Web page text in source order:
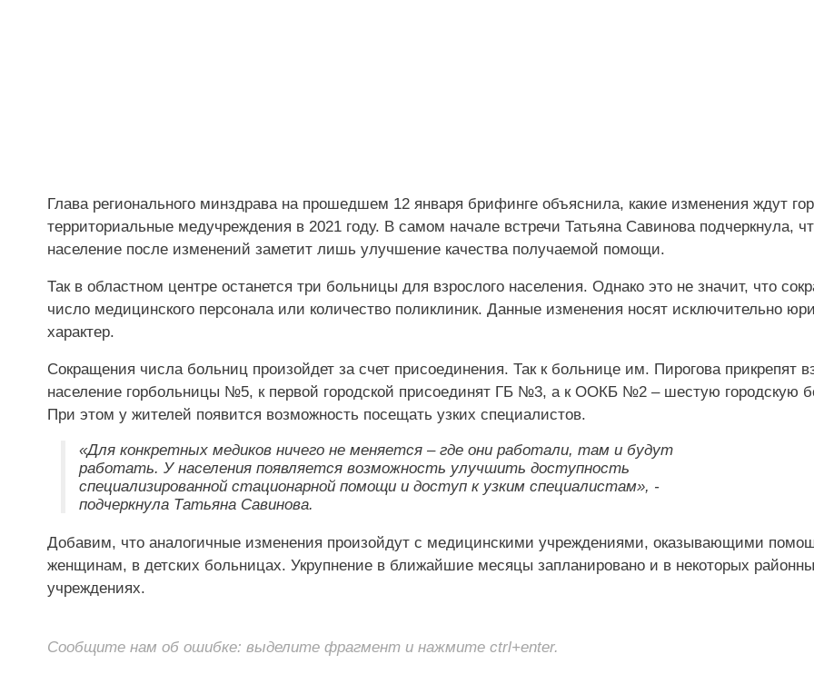
Глава регионального минздрава на прошедшем 12 января брифинге объяснила, какие изменения ждут
территориальные медучреждения в 2021 году. В самом начале встречи Татьяна Савинова подчеркнула,
население после изменений заметит лишь улучшение качества получаемой помощи.
Так в областном центре останется три больницы для взрослого населения. Однако это не значит, что
число медицинского персонала или количество поликлиник. Данные изменения носят исключительно
характер.
Сокращения числа больниц произойдет за счет присоединения. Так к больнице им. Пирогова прикрепят
население горбольницы №5, к первой городской присоединят ГБ №3, а к ООКБ №2 – шестую городскую
При этом у жителей появится возможность посещать узких специалистов.
«Для конкретных медиков ничего не меняется – где они работали, там и будут
работать. У населения появляется возможность улучшить доступность
специализированной стационарной помощи и доступ к узким специалистам», -
подчеркнула Татьяна Савинова.
Добавим, что аналогичные изменения произойдут с медицинскими учреждениями, оказывающими
женщинам, в детских больницах. Укрупнение в ближайшие месяцы запланировано и в некоторых
учреждениях.
Сообщите нам об ошибке: выделите фрагмент и нажмите ctrl+enter.